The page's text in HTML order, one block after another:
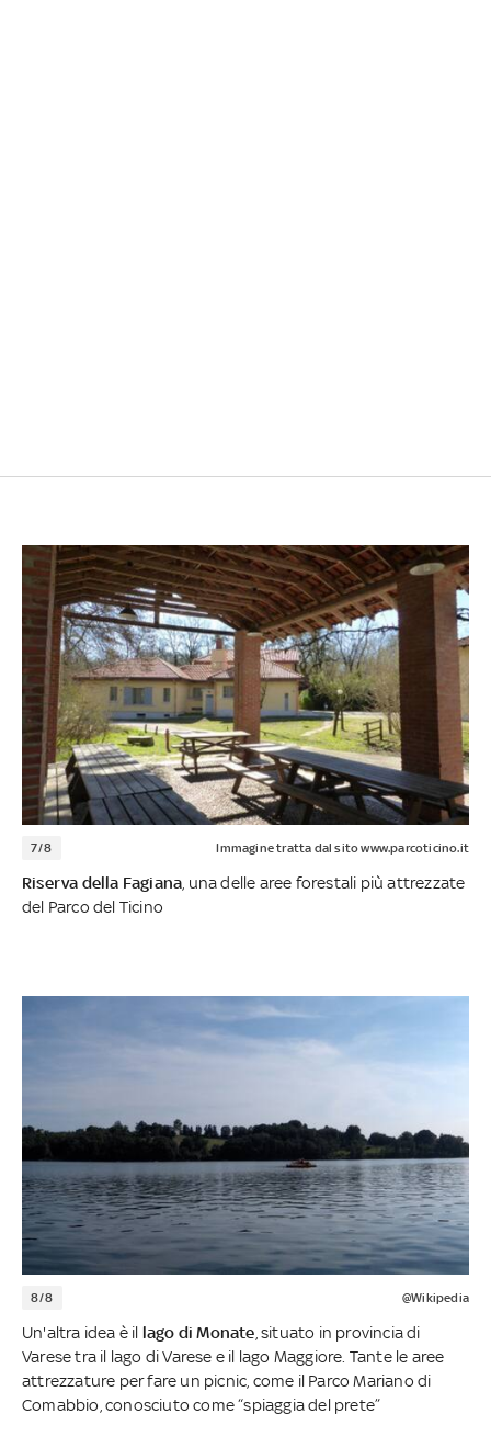
7/8 Immagine tratta dal sito www.parcoticino.it
Riserva della Fagiana , una delle aree forestali più attrezzate
del Parco del Ticino
8/8 @Wikipedia
Un'altra idea è il lago di Monate, situato in provincia di
Varese tra il lago di Varese e il lago Maggiore. Tante le aree
attrezzature per fare un picnic, come il Parco Mariano di
Comabbio, conosciuto come “spiaggia del prete”